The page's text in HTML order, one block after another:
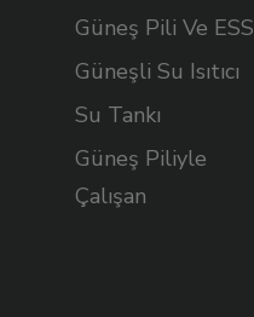
Güneş Pili Ve ESS
Güneşli Su Isıtıcı
Su Tankı
Güneş Piliyle
Çalışan